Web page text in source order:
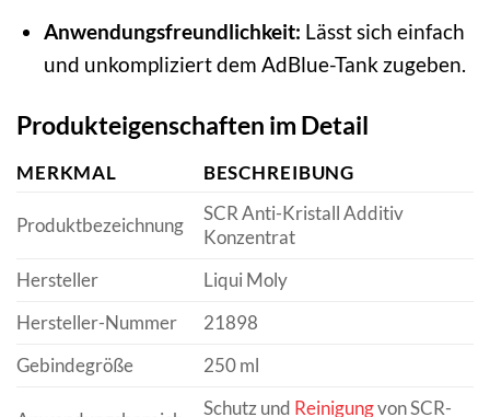
Anwendungsfreundlichkeit: Lässt sich einfach
und unkompliziert dem AdBlue-Tank zugeben.
Produkteigenschaften im Detail
MERKMAL BESCHREIBUNG
Produktbezeichnung
SCR Anti-Kristall Additiv
Konzentrat
Hersteller
Liqui Moly
Hersteller-Nummer
21898
Gebindegröße
250 ml
Schutz und Reinigungvon SCR-